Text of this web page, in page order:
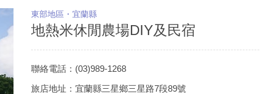
東部地區・宜蘭縣
地熱米休閒農場DIY及民宿
聯絡電話：(03)989-1268
旅店地址：宜蘭縣三星鄉三星路7段89號